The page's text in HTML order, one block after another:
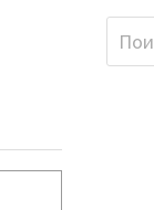
Найти: